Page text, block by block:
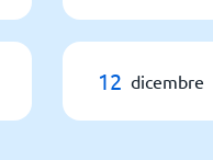
12 dicembre